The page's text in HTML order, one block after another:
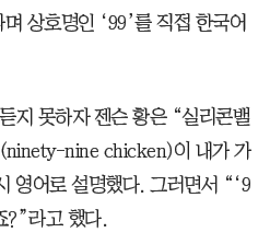
상호명인 ‘99’를 직접 한국어
지 못하자 젠슨 황은 “실리콘밸
nine chicken)이 내가 가
영어로 설명했다. 그러면서 “‘9
라고 했다.